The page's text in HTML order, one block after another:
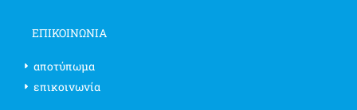
ΕΠΙΚΟΙΝΩΝΊΑ
αποτύπωμα
επικοινωνία